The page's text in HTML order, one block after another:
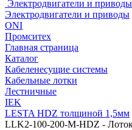
Электродвигатели и приводы
Электродвигатели и приводы
ONI
Промситех
Главная страница
Каталог
Кабеленесущие системы
Кабельные лотки
Лестничные
IEK
LESTA HDZ толщиной 1,5мм
LLK2-100-200-M-HDZ -